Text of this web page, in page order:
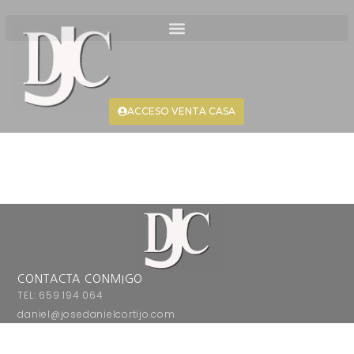
ACCESO VENTA CASA
CONTACTA CONMIGO
TEL: 659 194 064
daniel@josedanielcortijo.com